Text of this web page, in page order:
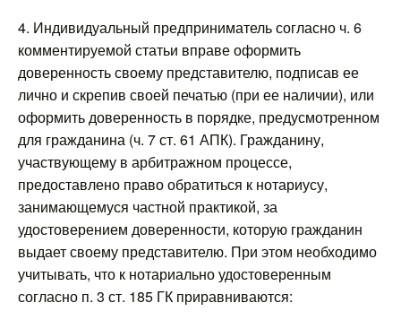
4. Индивидуальный предприниматель согласно ч. 6
комментируемой статьи вправе оформить
доверенность своему представителю, подписав ее
лично и скрепив своей печатью (при ее наличии), или
оформить доверенность в порядке, предусмотренном
для гражданина (ч. 7 ст. 61 АПК). Гражданину,
участвующему в арбитражном процессе,
предоставлено право обратиться к нотариусу,
занимающемуся частной практикой, за
удостоверением доверенности, которую гражданин
выдает своему представителю. При этом необходимо
учитывать, что к нотариально удостоверенным
согласно п. 3 ст. 185 ГК приравниваются: